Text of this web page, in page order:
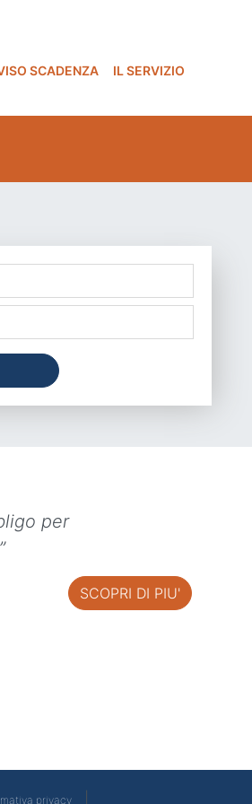
SCADENZA IL SERVIZIO
per
SCOPRI DI PIU'
privacy